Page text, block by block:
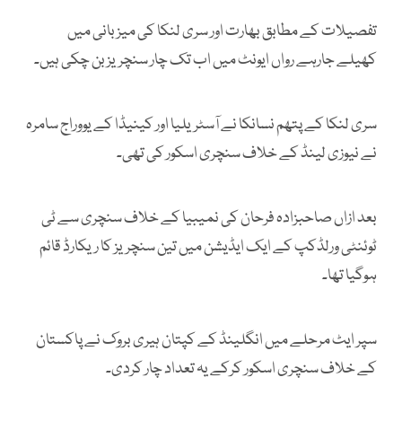
تفصیلات کے مطابق بھارت اور سری لنکا کی میزبانی میں
کھیلے جارہے رواں ایونٹ میں اب تک چار سنچریز بن چکی ہیں۔
سری لنکا کے پتھم نسانکا نے آسٹریلیا اور کینیڈا کے یووراج سامرہ
نے نیوزی لینڈ کے خلاف سنچری اسکور کی تھی۔
بعد ازاں صاحبزادہ فرحان کی نمیبیا کے خلاف سنچری سے ٹی
ٹوئنٹی ورلڈکپ کے ایک ایڈیشن میں تین سنچریز کا ریکارڈ قائم
ہوگیا تھا۔
سپر ایٹ مرحلے میں انگلینڈ کے کپتان ہیری بروک نے پاکستان
کے خلاف سنچری اسکور کرکے یہ تعداد چار کردی۔